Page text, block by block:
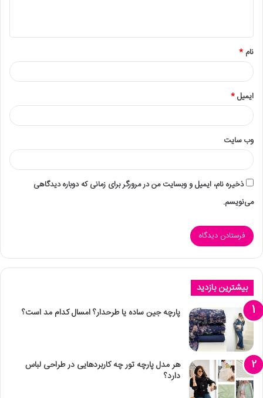
نام *
ایمیل*
وب‌ سایت
ذخیره نام، ایمیل و وبسایت من در مرورگر برای زمانی که دوباره دیدگاهی
می‌نویسم.
بیشترین بازدید
پارچه جین ساده یا طرحدار؟ امسال کدام مد است؟
هر مدل پارچه تور چه کاربردهایی در طراحی لباس
دارد؟